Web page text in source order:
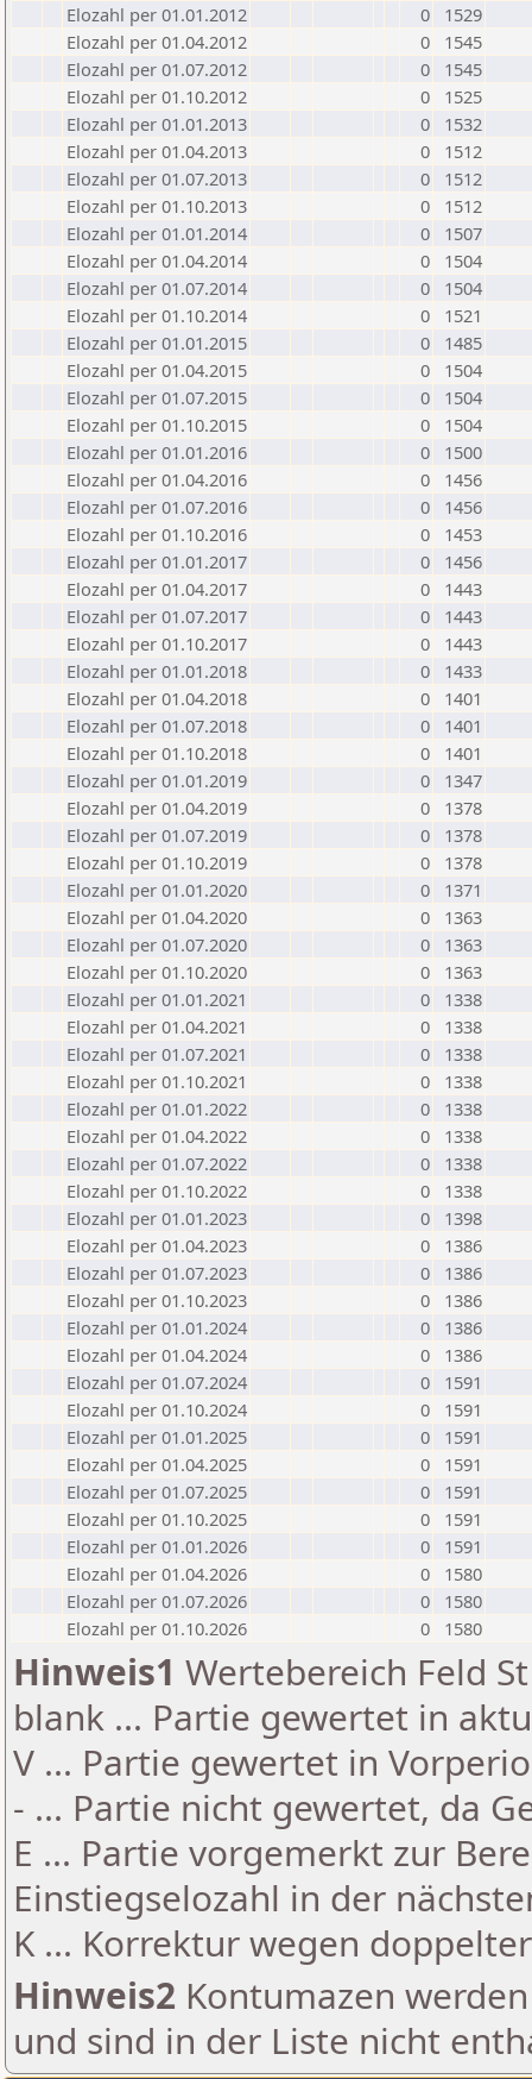
Elozahl per 01.01.2012
0
1529
Elozahl per 01.04.2012
0
1545
Elozahl per 01.07.2012
0
1545
Elozahl per 01.10.2012
0
1525
Elozahl per 01.01.2013
0
1532
Elozahl per 01.04.2013
0
1512
Elozahl per 01.07.2013
0
1512
Elozahl per 01.10.2013
0
1512
Elozahl per 01.01.2014
0
1507
Elozahl per 01.04.2014
0
1504
Elozahl per 01.07.2014
0
1504
Elozahl per 01.10.2014
0
1521
Elozahl per 01.01.2015
0
1485
Elozahl per 01.04.2015
0
1504
Elozahl per 01.07.2015
0
1504
Elozahl per 01.10.2015
0
1504
Elozahl per 01.01.2016
0
1500
Elozahl per 01.04.2016
0
1456
Elozahl per 01.07.2016
0
1456
Elozahl per 01.10.2016
0
1453
Elozahl per 01.01.2017
0
1456
Elozahl per 01.04.2017
0
1443
Elozahl per 01.07.2017
0
1443
Elozahl per 01.10.2017
0
1443
Elozahl per 01.01.2018
0
1433
Elozahl per 01.04.2018
0
1401
Elozahl per 01.07.2018
0
1401
Elozahl per 01.10.2018
0
1401
Elozahl per 01.01.2019
0
1347
Elozahl per 01.04.2019
0
1378
Elozahl per 01.07.2019
0
1378
Elozahl per 01.10.2019
0
1378
Elozahl per 01.01.2020
0
1371
Elozahl per 01.04.2020
0
1363
Elozahl per 01.07.2020
0
1363
Elozahl per 01.10.2020
0
1363
Elozahl per 01.01.2021
0
1338
Elozahl per 01.04.2021
0
1338
Elozahl per 01.07.2021
0
1338
Elozahl per 01.10.2021
0
1338
Elozahl per 01.01.2022
0
1338
Elozahl per 01.04.2022
0
1338
Elozahl per 01.07.2022
0
1338
Elozahl per 01.10.2022
0
1338
Elozahl per 01.01.2023
0
1398
Elozahl per 01.04.2023
0
1386
Elozahl per 01.07.2023
0
1386
Elozahl per 01.10.2023
0
1386
Elozahl per 01.01.2024
0
1386
Elozahl per 01.04.2024
0
1386
Elozahl per 01.07.2024
0
1591
Elozahl per 01.10.2024
0
1591
Elozahl per 01.01.2025
0
1591
Elozahl per 01.04.2025
0
1591
Elozahl per 01.07.2025
0
1591
Elozahl per 01.10.2025
0
1591
Elozahl per 01.01.2026
0
1591
Elozahl per 01.04.2026
0
1580
Elozahl per 01.07.2026
0
1580
Elozahl per 01.10.2026
0 1580
Hinweis1 Wertebereich Feld
blank ... Partie gewertet in
V ... Partie gewertet in
- ... Partie nicht gewertet, da
E ... Partie vorgemerkt zur
Einstiegselozahl in der
K ... Korrektur wegen
Hinweis2 Kontumazen
und sind in der Liste nicht